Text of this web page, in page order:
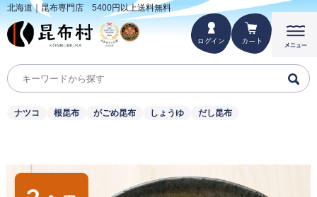
北海道｜昆布専門店 5400円以上送料無料
ナツコ 根昆布 がごめ昆布 しょうゆ だし昆布